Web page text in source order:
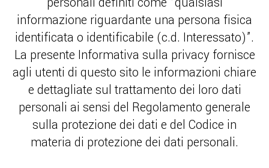
informazione riguardante una persona fisica
identificata o identificabile (c.d. Interessato)”.
La presente Informativa sulla privacy fornisce
agli utenti di questo sito le informazioni chiare
e dettagliate sul trattamento dei loro dati
personali ai sensi del Regolamento generale
sulla protezione dei dati e del Codice in
materia di protezione dei dati personali.